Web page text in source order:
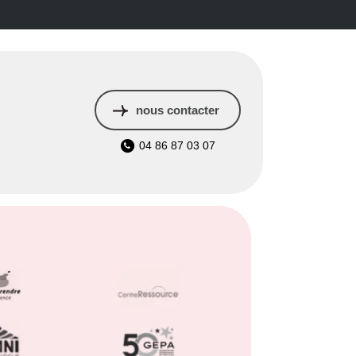
nous contacter
04 86 87 03 07